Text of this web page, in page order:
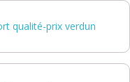
qualité-prix verdun